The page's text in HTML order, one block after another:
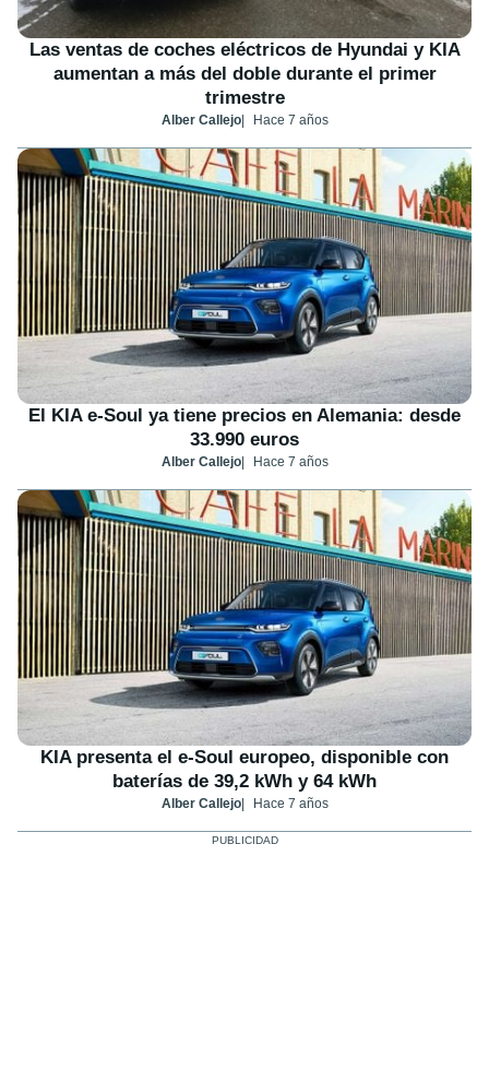
Las ventas de coches eléctricos de Hyundai y KIA
aumentan a más del doble durante el primer
trimestre
Alber Callejo Hace 7 años
El KIA e-Soul ya tiene precios en Alemania: desde
33.990 euros
Alber Callejo Hace 7 años
KIA presenta el e-Soul europeo, disponible con
baterías de 39,2 kWh y 64 kWh
Alber Callejo Hace 7 años